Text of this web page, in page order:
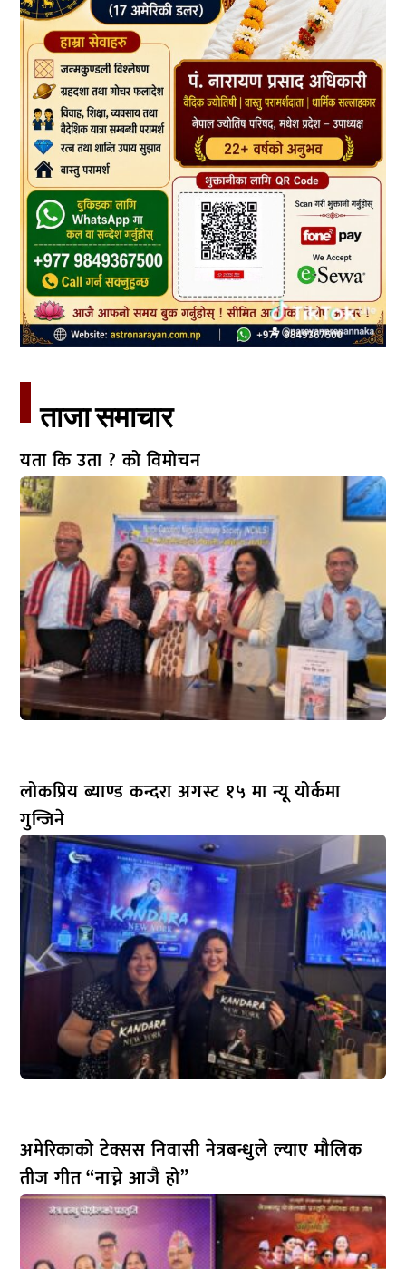
ताजा समाचार​
यता कि उता ? को विमोचन
लोकप्रिय ब्याण्ड कन्दरा अगस्ट १५ मा न्यू योर्कमा
गुन्जिने
अमेरिकाको टेक्सस निवासी नेत्रबन्धुले ल्याए मौलिक
तीज गीत “नाच्ने आजै हो”